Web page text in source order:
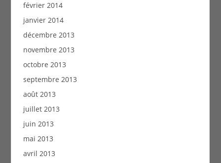
février 2014
janvier 2014
décembre 2013
novembre 2013
octobre 2013
septembre 2013
août 2013
juillet 2013
juin 2013
mai 2013
avril 2013